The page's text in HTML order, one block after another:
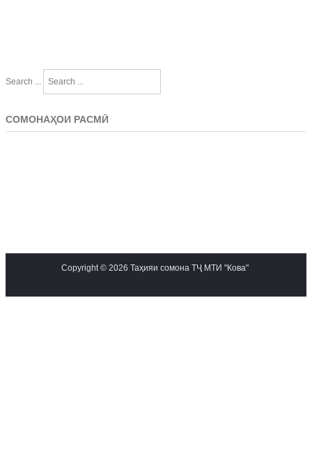
Search ...
СОМОНАҲОИ РАСМӢ
Copyright © 2026 Таҳияи сомона ТҶ МТИ "Кова"